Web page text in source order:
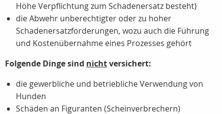
Höhe Verpflichtung zum Schadenersatz besteht)
die Abwehr unberechtigter oder zu hoher
Schadenersatzforderungen, wozu auch die Führung
und Kostenübernahme eines Prozesses gehört
Folgende Dinge sind nichtversichert:
die gewerbliche und betriebliche Verwendung von
Hunden
Schäden an Figuranten (Scheinverbrechern)